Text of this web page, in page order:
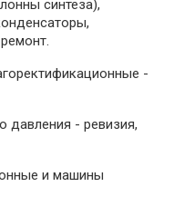
синтеза),
-
давления - ревизия,
и машины